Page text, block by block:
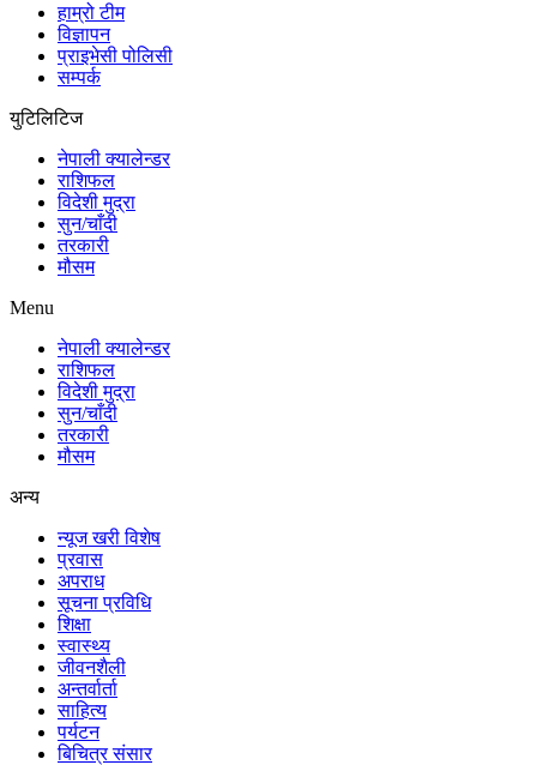
हाम्रो टीम
विज्ञापन
प्राइभेसी पोलिसी
सम्पर्क
युटिलिटिज
नेपाली क्यालेन्डर
राशिफल
विदेशी मुद्रा
सुन/चाँदी
तरकारी
मौसम
Menu
नेपाली क्यालेन्डर
राशिफल
विदेशी मुद्रा
सुन/चाँदी
तरकारी
मौसम
अन्य
न्यूज खरी विशेष
प्रवास
अपराध
सूचना प्रविधि
शिक्षा
स्वास्थ्य
जीवनशैली
अन्तर्वार्ता
साहित्य
पर्यटन
बिचित्र संसार